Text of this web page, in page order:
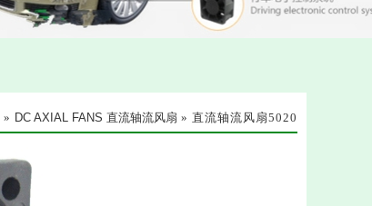
» DC AXIAL FANS 直流轴流风扇 » 直流轴流风扇5020